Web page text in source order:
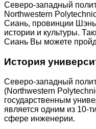
Северо-западный
Northwestern
Сиань, провинции
истории и культуры.
Сиань Вы можете
История
Северо-западный
(Northwestern
государственным
является одним из 10-
сфере инженерии.